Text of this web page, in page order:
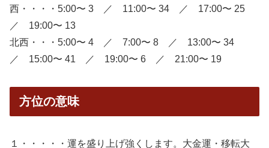
西・・・・5:00〜 3 ／ 11:00〜 34 ／ 17:00〜 25
／ 19:00〜 13
北西・・・5:00〜 4 ／ 7:00〜 8 ／ 13:00〜 34
／ 15:00〜 41 ／ 19:00〜 6 ／ 21:00〜 19
方位の意味
１・・・・・運を盛り上げ強くします。大金運・移転大